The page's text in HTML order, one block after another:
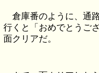
倉庫番のように、通
行くと「おめでとうご
面クリアだ。